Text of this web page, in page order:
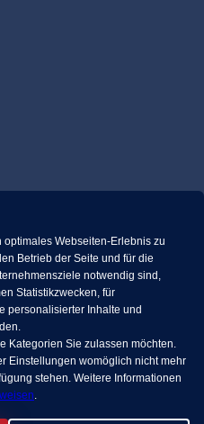
Bauen.de
Bungalow.de
Webseiten-Erlebnis zu
Betrieb der Seite und für die
notwendig sind,
Statistikzwecken, für
personalisierter Inhalte und
Kategorien Sie zulassen möchten.
Einstellungen womöglich nicht mehr
stehen. Weitere Informationen
.